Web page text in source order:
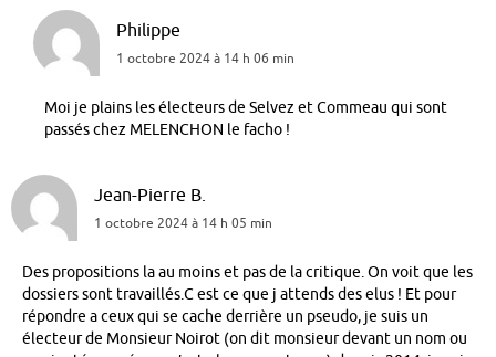
Philippe
1 octobre 2024 à 14 h 06 min
Moi je plains les électeurs de Selvez et Commeau qui sont
passés chez MELENCHON le facho !
Jean-Pierre B.
1 octobre 2024 à 14 h 05 min
Des propositions la au moins et pas de la critique. On voit que les
dossiers sont travaillés.C est ce que j attends des elus ! Et pour
répondre a ceux qui se cache derrière un pseudo, je suis un
électeur de Monsieur Noirot (on dit monsieur devant un nom ou